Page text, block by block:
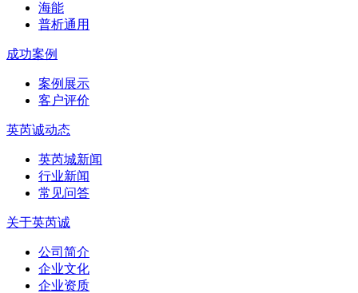
海能
普析通用
成功案例
案例展示
客户评价
英芮诚动态
英芮城新闻
行业新闻
常见问答
关于英芮诚
公司简介
企业文化
企业资质